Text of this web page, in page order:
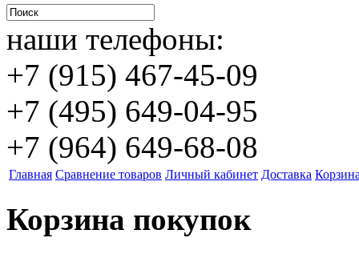
наши телефоны:
+7 (915) 467-45-09
+7 (495) 649-04-95
+7 (964) 649-68-08
Главная Сравнение товаров Личный кабинет Доставка
Корзина покупок